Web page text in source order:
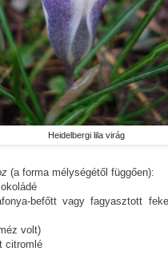
Heidelbergi lila virág
(a forma mélységétől függően):
befőtt vagy fagyasztott
volt)
citromlé